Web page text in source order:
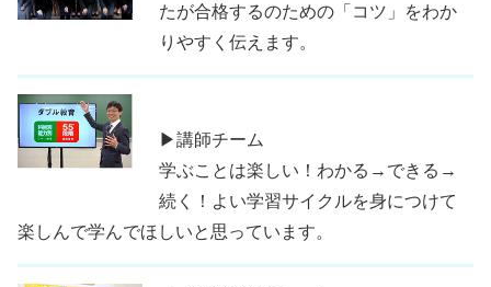
たが合格するのための「コツ」をわか
りやすく伝えます。
▶講師チーム
学ぶことは楽しい！わかる→できる→
続く！よい学習サイクルを身につけて
楽しんで学んでほしいと思っています。